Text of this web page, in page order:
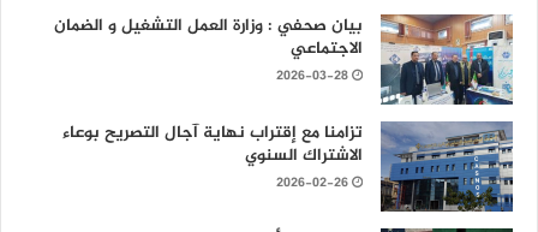
بيان صحفي : وزارة العمل التشغيل و الضمان
الاجتماعي
2026-03-28
تزامنا مع إقتراب نهاية آجال التصريح بوعاء
الاشتراك السنوي
2026-02-26